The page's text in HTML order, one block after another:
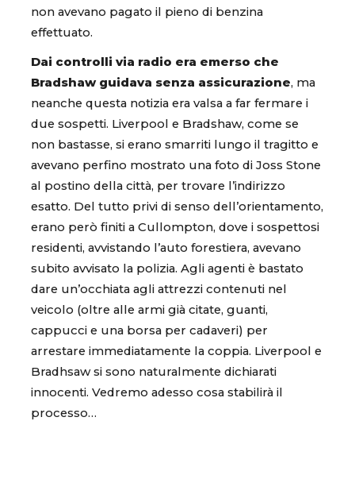
non avevano pagato il pieno di benzina
effettuato.
Dai controlli via radio era emerso che
Bradshaw guidava senza assicurazione, ma
neanche questa notizia era valsa a far fermare i
due sospetti. Liverpool e Bradshaw, come se
non bastasse, si erano smarriti lungo il tragitto e
avevano perfino mostrato una foto di Joss Stone
al postino della città, per trovare l’indirizzo
esatto. Del tutto privi di senso dell’orientamento,
erano però finiti a Cullompton, dove i sospettosi
residenti, avvistando l’auto forestiera, avevano
subito avvisato la polizia. Agli agenti è bastato
dare un’occhiata agli attrezzi contenuti nel
veicolo (oltre alle armi già citate, guanti,
cappucci e una borsa per cadaveri) per
arrestare immediatamente la coppia. Liverpool e
Bradhsaw si sono naturalmente dichiarati
innocenti. Vedremo adesso cosa stabilirà il
processo…